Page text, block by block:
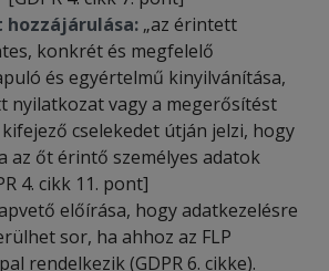
„az érintett
konkrét és megfelelő
és egyértelmű kinyilvánítása,
nyilatkozat vagy a megerősítést
cselekedet útján jelzi, hogy
az őt érintő személyes adatok
4. cikk 11. pont]
előírása, hogy adatkezelésre
sor, ha ahhoz az FLP
rendelkezik (GDPR 6. cikke).